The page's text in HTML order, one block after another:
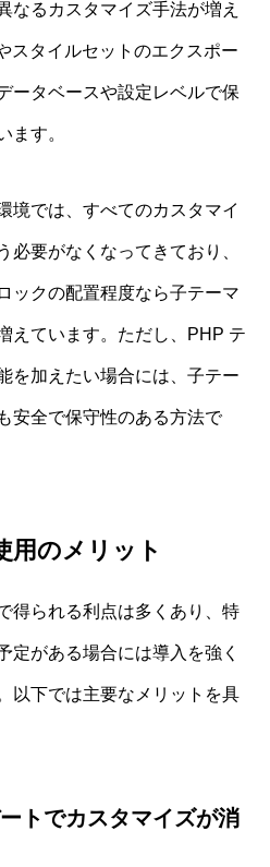
なるカスタマイズ手法が増え
スタイルセットのエクスポー
ータベースや設定レベルで保
ます。
境では、すべてのカスタマイ
必要がなくなってきており、
ックの配置程度なら子テーマ
えています。ただし、PHP テ
を加えたい場合には、子テー
安全で保守性のある方法で
用のメリット
得られる利点は多くあり、特
定がある場合には導入を強く
以下では主要なメリットを具
トでカスタマイズが消